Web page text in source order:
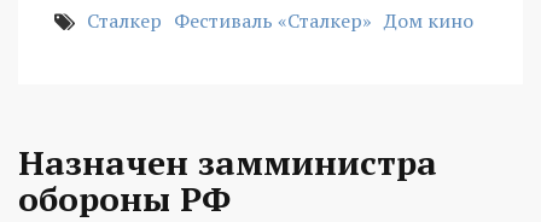
Сталкер Фестиваль «Сталкер» Дом кино
Назначен замминистра
обороны РФ